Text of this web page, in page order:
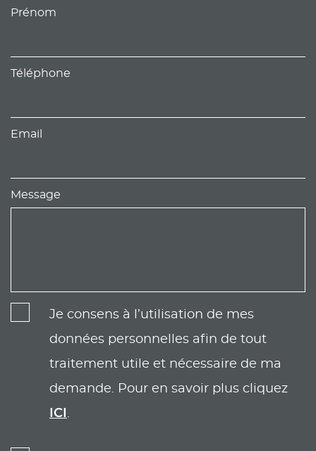
Prénom
Téléphone
Email
Message
Je consens à l’utilisation de mes
données personnelles afin de tout
traitement utile et nécessaire de ma
demande. Pour en savoir plus cliquez
ICI .